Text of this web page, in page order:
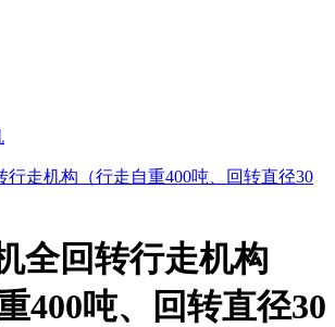
全回转行走机构
400吨、回转直径30